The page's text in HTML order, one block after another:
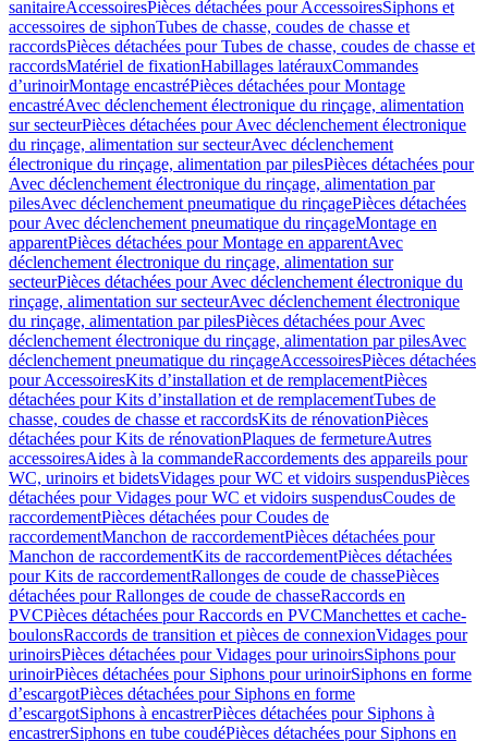
sanitaireAccessoiresPièces détachées pour AccessoiresSiphons et
accessoires de siphonTubes de chasse, coudes de chasse et
raccordsPièces détachées pour Tubes de chasse, coudes de chasse et
raccordsMatériel de fixationHabillages latérauxCommandes
dʼurinoirMontage encastréPièces détachées pour Montage
encastréAvec déclenchement électronique du rinçage, alimentation
sur secteurPièces détachées pour Avec déclenchement électronique
du rinçage, alimentation sur secteurAvec déclenchement
électronique du rinçage, alimentation par pilesPièces détachées pour
Avec déclenchement électronique du rinçage, alimentation par
pilesAvec déclenchement pneumatique du rinçagePièces détachées
pour Avec déclenchement pneumatique du rinçageMontage en
apparentPièces détachées pour Montage en apparentAvec
déclenchement électronique du rinçage, alimentation sur
secteurPièces détachées pour Avec déclenchement électronique du
rinçage, alimentation sur secteurAvec déclenchement électronique
du rinçage, alimentation par pilesPièces détachées pour Avec
déclenchement électronique du rinçage, alimentation par pilesAvec
déclenchement pneumatique du rinçageAccessoiresPièces détachées
pour AccessoiresKits d’installation et de remplacementPièces
détachées pour Kits d’installation et de remplacementTubes de
chasse, coudes de chasse et raccordsKits de rénovationPièces
détachées pour Kits de rénovationPlaques de fermetureAutres
accessoiresAides à la commandeRaccordements des appareils pour
WC, urinoirs et bidetsVidages pour WC et vidoirs suspendusPièces
détachées pour Vidages pour WC et vidoirs suspendusCoudes de
raccordementPièces détachées pour Coudes de
raccordementManchon de raccordementPièces détachées pour
Manchon de raccordementKits de raccordementPièces détachées
pour Kits de raccordementRallonges de coude de chassePièces
détachées pour Rallonges de coude de chasseRaccords en
PVCPièces détachées pour Raccords en PVCManchettes et cache-
boulonsRaccords de transition et pièces de connexionVidages pour
urinoirsPièces détachées pour Vidages pour urinoirsSiphons pour
urinoirPièces détachées pour Siphons pour urinoirSiphons en forme
d’escargotPièces détachées pour Siphons en forme
d’escargotSiphons à encastrerPièces détachées pour Siphons à
encastrerSiphons en tube coudéPièces détachées pour Siphons en